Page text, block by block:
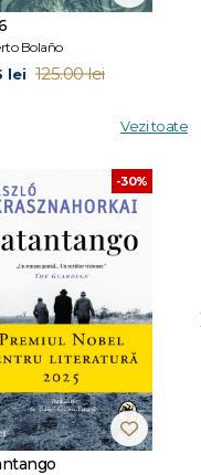
Bolaño
lei 125.00 lei
Vezi toate
-30%